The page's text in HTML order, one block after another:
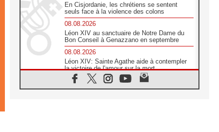
En Cisjordanie, les chrétiens se sentent
seuls face à la violence des colons
08.08.2026
Léon XIV au sanctuaire de Notre Dame du
Bon Conseil à Genazzano en septembre
08.08.2026
Léon XIV: Sainte Agathe aide à contempler
la victoire de l'amour sur la mort
08.08.2026
«Relancer l'empathie», le projet Triennal d'art